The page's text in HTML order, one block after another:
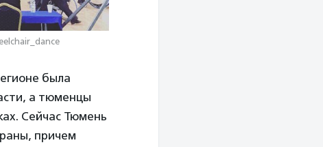
была
а тюменцы
Сейчас Тюмень
причем